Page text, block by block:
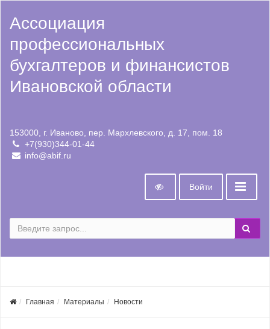
Ассоциация
профессиональных
бухгалтеров и финансистов
Ивановской области
153000, г. Иваново, пер. Мархлевского, д. 17, пом. 18
+7(930)344-01-44
info@abif.ru
Войти
Главная Материалы Новости